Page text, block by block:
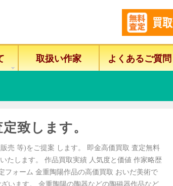
取扱い作家 よくあるご質問
致します。
売 等)をご提案 します。 即金高価買取 査定無料
たします。 作品買取実績 人気度と価値 作家略歴
フォーム 金重陶陽作品の高価買取 おいだ美術で
います。 金重陶陽の陶器などの陶磁器作品など